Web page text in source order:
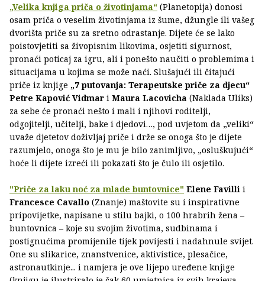
„Velika knjiga priča o životinjama“ (Planetopija) donosi
osam priča o veselim životinjama iz šume, džungle ili vašeg
dvorišta priče su za sretno odrastanje. Dijete će se lako
poistovjetiti sa živopisnim likovima, osjetiti sigurnost,
pronaći poticaj za igru, ali i ponešto naučiti o problemima i
situacijama u kojima se može naći. Slušajući ili čitajući
priče iz knjige „7 putovanja: Terapeutske priče za djecu“
Petre Kapović Vidmar i Maura Lacovicha (Naklada Uliks)
za sebe će pronaći nešto i mali i njihovi roditelji,
odgojitelji, učitelji, bake i djedovi…, pod uvjetom da „veliki“
uvaže djetetov doživljaj priče i drže se onoga što je dijete
razumjelo, onoga što je mu je bilo zanimljivo, „osluškujući“
hoće li dijete izreći ili pokazati što je čulo ili osjetilo.
"Priče za laku noć za mlade buntovnice" Elene Favilli i
Francesce Cavallo (Znanje) maštovite su i inspirativne
pripovijetke, napisane u stilu bajki, o 100 hrabrih žena –
buntovnica – koje su svojim životima, sudbinama i
postignućima promijenile tijek povijesti i nadahnule svijet.
One su slikarice, znanstvenice, aktivistice, plesačice,
astronautkinje... i namjera je ove lijepo uređene knjige